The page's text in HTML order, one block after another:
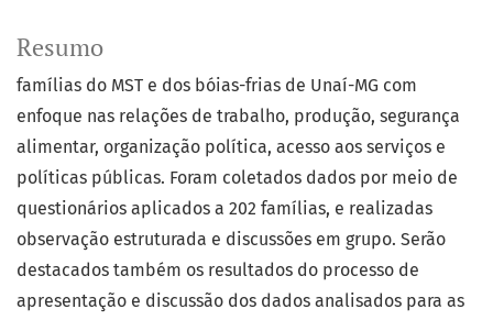
Resumo
famílias do MST e dos bóias-frias de Unaí-MG com
enfoque nas relações de trabalho, produção, segurança
alimentar, organização política, acesso aos serviços e
políticas públicas. Foram coletados dados por meio de
questionários aplicados a 202 famílias, e realizadas
observação estruturada e discussões em grupo. Serão
destacados também os resultados do processo de
apresentação e discussão dos dados analisados para as